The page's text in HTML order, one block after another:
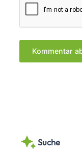
Suche